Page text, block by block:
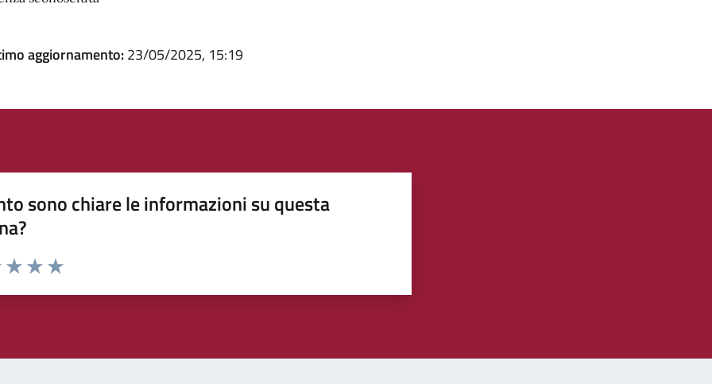
aggiornamento:23/05/2025, 15:19
sono chiare le informazioni su questa